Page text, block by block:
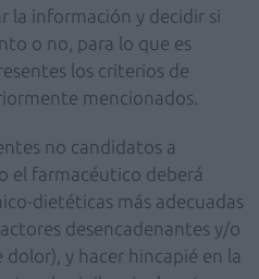
la información y decidir si
o no, para lo que es
los criterios de
mencionados.
no candidatos a
el farmacéutico deberá
dietéticas más adecuadas
desencadenantes y/o
y hacer hincapié en la